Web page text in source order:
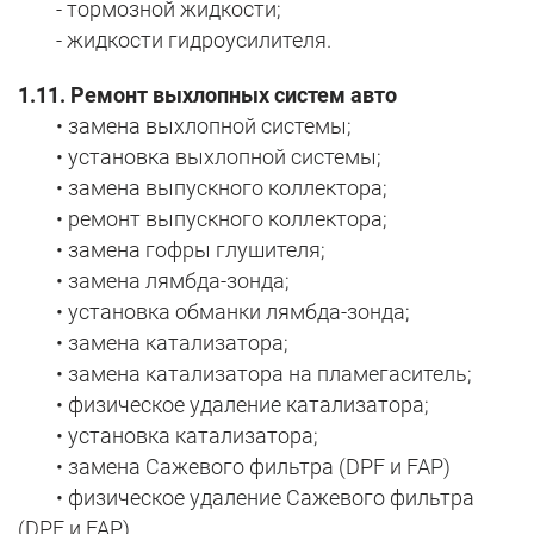
- тормозной жидкости;
- жидкости гидроусилителя.
1.11. Ремонт выхлопных систем авто
• замена выхлопной системы;
• установка выхлопной системы;
• замена выпускного коллектора;
• ремонт выпускного коллектора;
• замена гофры глушителя;
• замена лямбда-зонда;
• установка обманки лямбда-зонда;
• замена катализатора;
• замена катализатора на пламегаситель;
• физическое удаление катализатора;
• установка катализатора;
• замена Сажевого фильтра (DPF и FAP)
• физическое удаление Сажевого фильтра
(DPF и FAP)